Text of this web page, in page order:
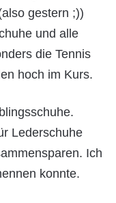
gestern ;))
und alle
die Tennis
hoch im Kurs.
Lederschuhe
Ich
konnte.